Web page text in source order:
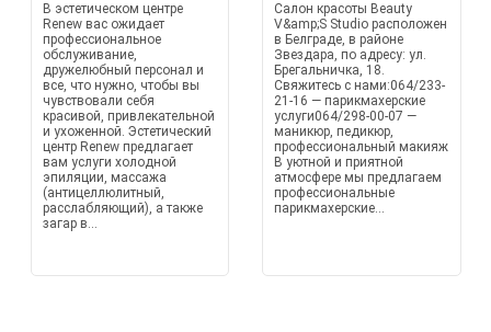
В эстетическом центре
Renew вас ожидает
профессиональное
обслуживание,
дружелюбный персонал и
все, что нужно, чтобы вы
чувствовали себя
красивой, привлекательной
и ухоженной. Эстетический
центр Renew предлагает
вам услуги холодной
эпиляции, массажа
(антицеллюлитный,
расслабляющий), а также
загар в...
Салон красоты Beauty
V&amp;S Studio расположен
в Белграде, в районе
Звездара, по адресу: ул.
Брегальничка, 18.
Свяжитесь с нами:064/233-
21-16 — парикмахерские
услуги064/298-00-07 —
маникюр, педикюр,
профессиональный макияж
В уютной и приятной
атмосфере мы предлагаем
профессиональные
парикмахерские...